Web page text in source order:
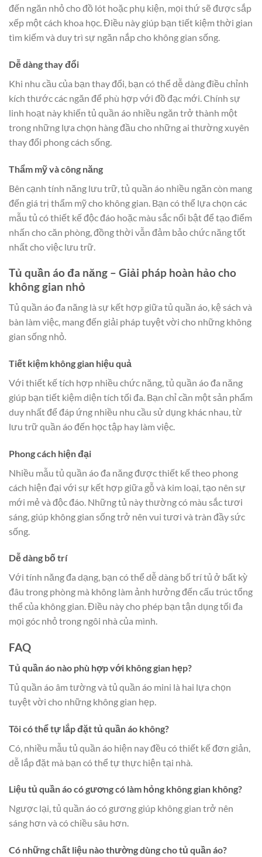
đến ngăn nhỏ cho đồ lót hoặc phụ kiện, mọi thứ sẽ được sắp
xếp một cách khoa học. Điều này giúp bạn tiết kiệm thời gian
tìm kiếm và duy trì sự ngăn nắp cho không gian sống.
Dễ dàng thay đổi
Khi nhu cầu của bạn thay đổi, bạn có thể dễ dàng điều chỉnh
kích thước các ngăn để phù hợp với đồ đạc mới. Chính sự
linh hoạt này khiến tủ quần áo nhiều ngăn trở thành một
trong những lựa chọn hàng đầu cho những ai thường xuyên
thay đổi phong cách sống.
Thẩm mỹ và công năng
Bên cạnh tính năng lưu trữ, tủ quần áo nhiều ngăn còn mang
đến giá trị thẩm mỹ cho không gian. Bạn có thể lựa chọn các
mẫu tủ có thiết kế độc đáo hoặc màu sắc nổi bật để tạo điểm
nhấn cho căn phòng, đồng thời vẫn đảm bảo chức năng tốt
nhất cho việc lưu trữ.
Tủ quần áo đa năng – Giải pháp hoàn hảo cho
không gian nhỏ
Tủ quần áo đa năng là sự kết hợp giữa tủ quần áo, kệ sách và
bàn làm việc, mang đến giải pháp tuyệt vời cho những không
gian sống nhỏ.
Tiết kiệm không gian hiệu quả
Với thiết kế tích hợp nhiều chức năng, tủ quần áo đa năng
giúp bạn tiết kiệm diện tích tối đa. Bạn chỉ cần một sản phẩm
duy nhất để đáp ứng nhiều nhu cầu sử dụng khác nhau, từ
lưu trữ quần áo đến học tập hay làm việc.
Phong cách hiện đại
Nhiều mẫu tủ quần áo đa năng được thiết kế theo phong
cách hiện đại với sự kết hợp giữa gỗ và kim loại, tạo nên sự
mới mẻ và độc đáo. Những tủ này thường có màu sắc tươi
sáng, giúp không gian sống trở nên vui tươi và tràn đầy sức
sống.
Dễ dàng bố trí
Với tính năng đa dạng, bạn có thể dễ dàng bố trí tủ ở bất kỳ
đâu trong phòng mà không làm ảnh hưởng đến cấu trúc tổng
thể của không gian. Điều này cho phép bạn tận dụng tối đa
mọi góc nhỏ trong ngôi nhà của mình.
FAQ
Tủ quần áo nào phù hợp với không gian hẹp?
Tủ quần áo âm tường và tủ quần áo mini là hai lựa chọn
tuyệt vời cho những không gian hẹp.
Tôi có thể tự lắp đặt tủ quần áo không?
Có, nhiều mẫu tủ quần áo hiện nay đều có thiết kế đơn giản,
dễ lắp đặt mà bạn có thể tự thực hiện tại nhà.
Liệu tủ quần áo có gương có làm hỏng không gian không?
Ngược lại, tủ quần áo có gương giúp không gian trở nên
sáng hơn và có chiều sâu hơn.
Có những chất liệu nào thường dùng cho tủ quần áo?